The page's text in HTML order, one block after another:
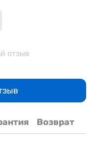
отзыв
Возврат